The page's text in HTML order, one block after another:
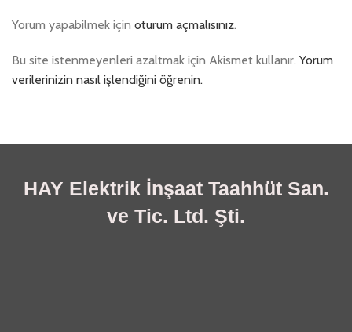
Yorum yapabilmek için oturum açmalısınız.
Bu site istenmeyenleri azaltmak için Akismet kullanır. Yorum
verilerinizin nasıl işlendiğini öğrenin.
HAY Elektrik İnşaat Taahhüt San.
ve Tic. Ltd. Şti.